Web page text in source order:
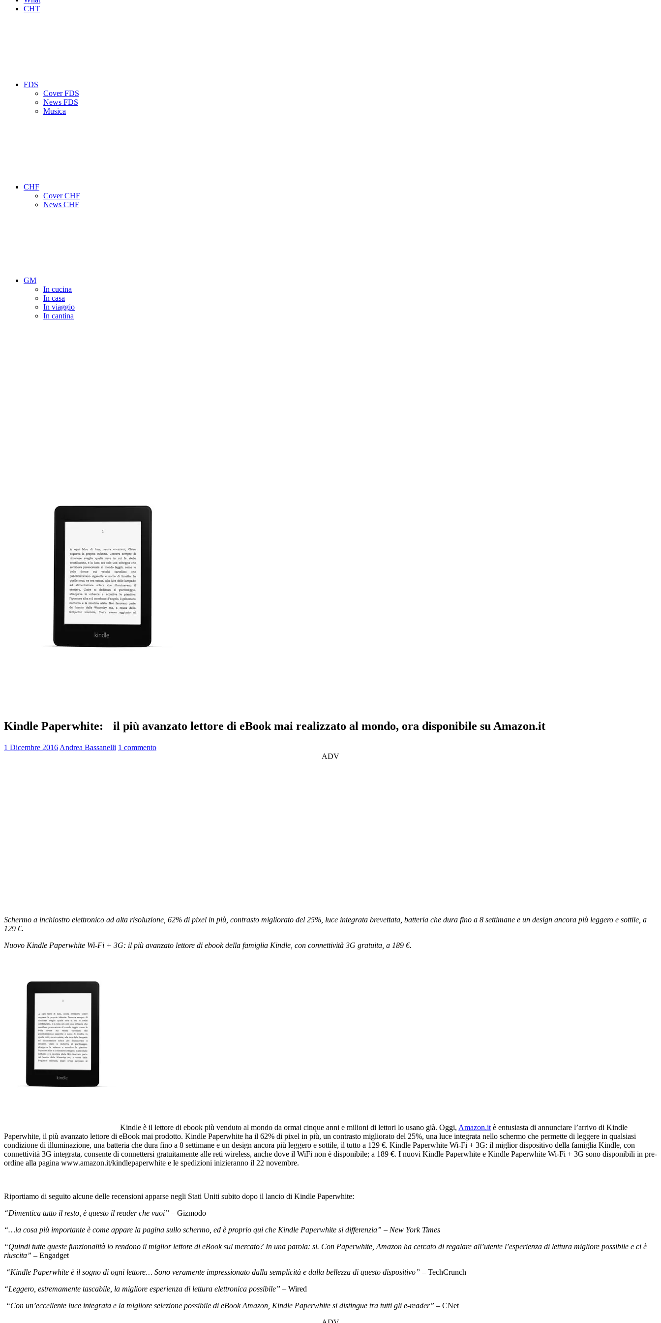
CHT
FDS
Cover FDS
News FDS
Musica
CHF
Cover CHF
News CHF
GM
In cucina
In casa
In viaggio
In cantina
Kindle Paperwhite: il più avanzato lettore di eBook mai realizzato al mondo, ora disponibile su Amazon.it
1 Dicembre 2016 Andrea Bassanelli 1 commento
ADV
Schermo a inchiostro elettronico ad alta risoluzione, 62% di pixel in più, contrasto migliorato del 25%, luce integrata brevettata, batteria che dura fino a 8 settimane e un design ancora più leggero e sottile, a
129 €.
Nuovo Kindle Paperwhite Wi-Fi + 3G: il più avanzato lettore di ebook della famiglia Kindle, con connettività 3G gratuita, a 189 €.
Kindle è il lettore di ebook più venduto al mondo da ormai cinque anni e milioni di lettori lo usano già. Oggi, Amazon.it è entusiasta di annunciare l’arrivo di Kindle
Paperwhite, il più avanzato lettore di eBook mai prodotto. Kindle Paperwhite ha il 62% di pixel in più, un contrasto migliorato del 25%, una luce integrata nello schermo che permette di leggere in qualsiasi
condizione di illuminazione, una batteria che dura fino a 8 settimane e un design ancora più leggero e sottile, il tutto a 129 €. Kindle Paperwhite Wi-Fi + 3G: il miglior dispositivo della famiglia Kindle, con
connettività 3G integrata, consente di connettersi gratuitamente alle reti wireless, anche dove il WiFi non è disponibile; a 189 €. I nuovi Kindle Paperwhite e Kindle Paperwhite Wi-Fi + 3G sono disponibili in pre-
ordine alla pagina www.amazon.it/kindlepaperwhite e le spedizioni inizieranno il 22 novembre.
Riportiamo di seguito alcune delle recensioni apparse negli Stati Uniti subito dopo il lancio di Kindle Paperwhite:
“Dimentica tutto il resto, è questo il reader che vuoi” – Gizmodo
“…la cosa più importante è come appare la pagina sullo schermo, ed è proprio qui che Kindle Paperwhite si differenzia” – New York Times
“Quindi tutte queste funzionalità lo rendono il miglior lettore di eBook sul mercato? In una parola: si. Con Paperwhite, Amazon ha cercato di regalare all’utente l’esperienza di lettura migliore possibile e ci è
riuscita” – Engadget
“Kindle Paperwhite è il sogno di ogni lettore… Sono veramente impressionato dalla semplicità e dalla bellezza di questo dispositivo” – TechCrunch
“Leggero, estremamente tascabile, la migliore esperienza di lettura elettronica possibile” – Wired
“Con un’eccellente luce integrata e la migliore selezione possibile di eBook Amazon, Kindle Paperwhite si distingue tra tutti gli e-reader” – CNet